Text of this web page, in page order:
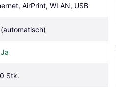
AirPrint, WLAN, USB
Ja
Stk.